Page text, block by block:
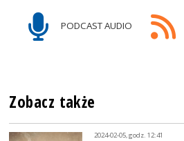
PODCAST AUDIO
Zobacz także
2024-02-05, godz. 12:41